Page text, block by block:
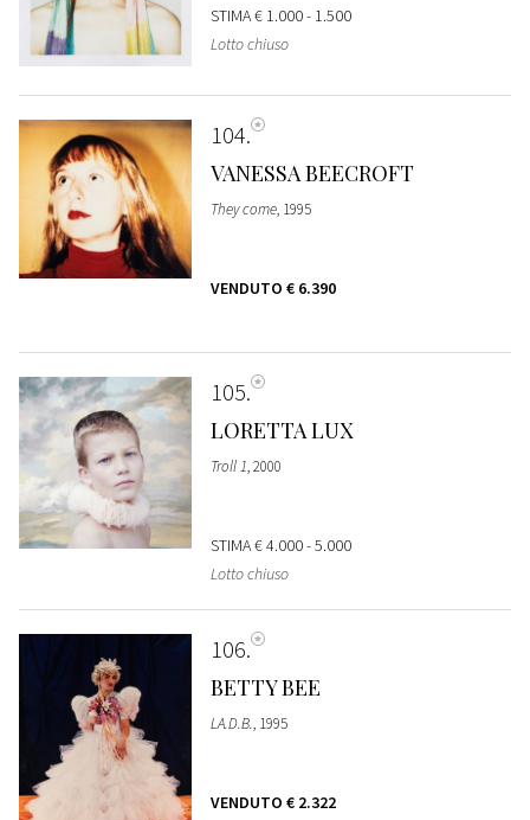
STIMA€ 1.000 - 1.500
Lotto chiuso
104
VANESSA BEECROFT
They come, 1995
VENDUTO € 6.390
105
LORETTA LUX
Troll 1, 2000
STIMA€ 4.000 - 5.000
Lotto chiuso
106
BETTY BEE
LA.D.B., 1995
VENDUTO € 2.322